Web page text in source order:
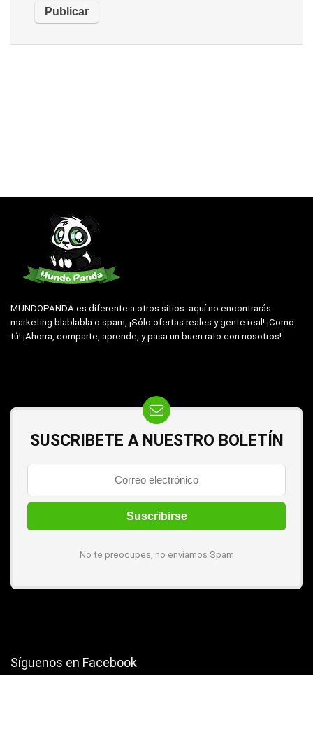
MUNDOPANDA es diferente a otros sitios: aquí no encontrarás
marketing blablabla o spam, ¡Sólo ofertas reales y gente real! ¡Como
tú! ¡Ahorra, comparte, aprende, y pasa un buen rato con nosotros!
SUSCRIBETE A NUESTRO BOLETÍN
No te preocupes, no enviamos Spam
Síguenos en Facebook